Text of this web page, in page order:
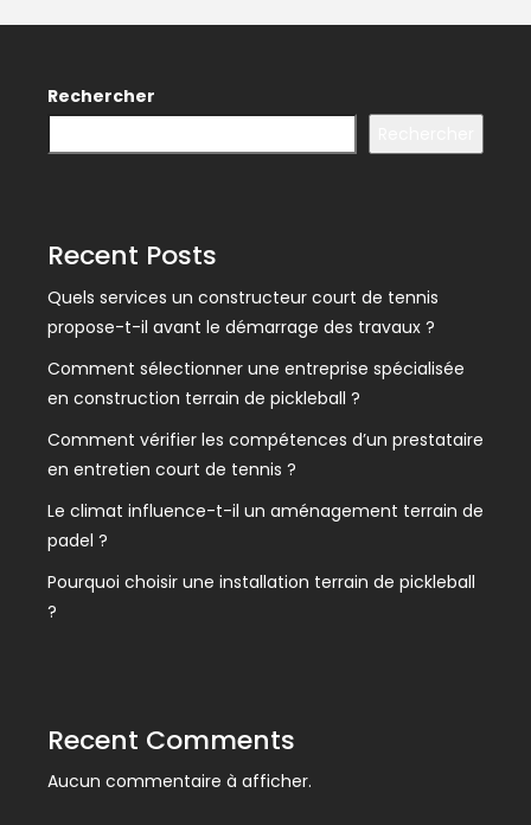
Rechercher
Recent Posts
Quels services un constructeur court de tennis
propose-t-il avant le démarrage des travaux ?
Comment sélectionner une entreprise spécialisée
en construction terrain de pickleball ?
Comment vérifier les compétences d’un prestataire
en entretien court de tennis ?
Le climat influence-t-il un aménagement terrain de
padel ?
Pourquoi choisir une installation terrain de pickleball
?
Recent Comments
Aucun commentaire à afficher.